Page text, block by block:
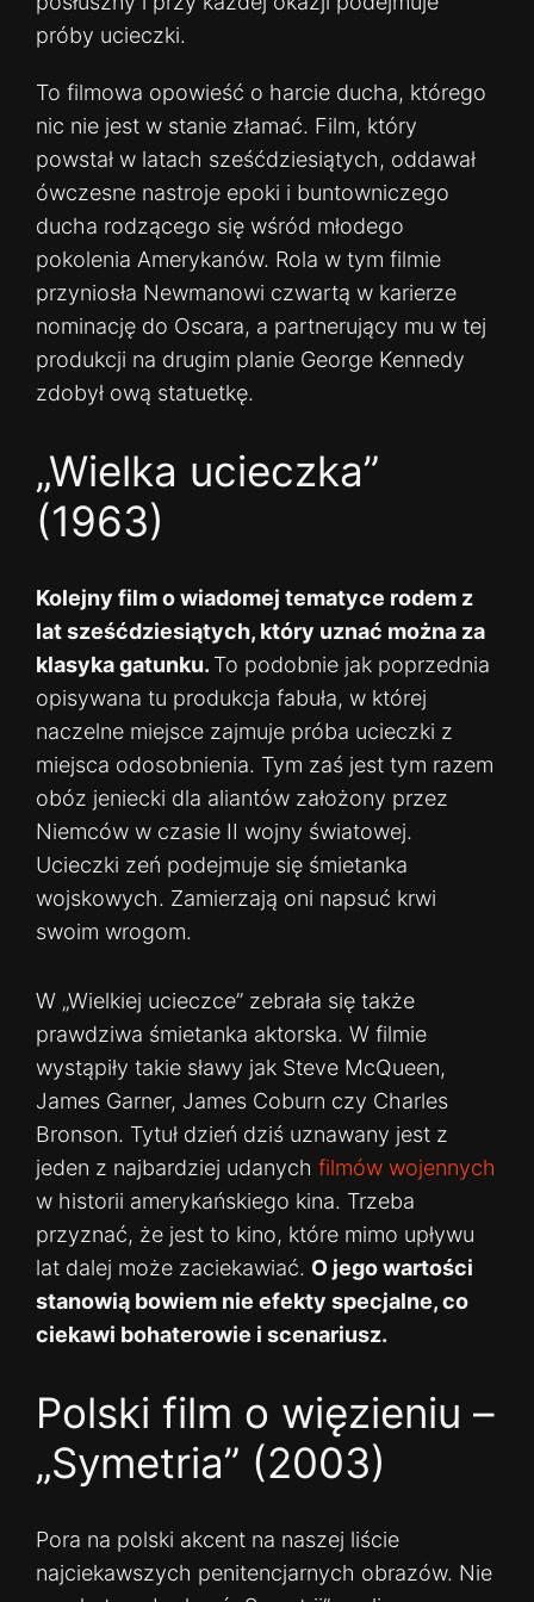
próby ucieczki.
To filmowa opowieść o harcie ducha, którego
nic nie jest w stanie złamać. Film, który
powstał w latach sześćdziesiątych, oddawał
ówczesne nastroje epoki i buntowniczego
ducha rodzącego się wśród młodego
pokolenia Amerykanów. Rola w tym filmie
przyniosła Newmanowi czwartą w karierze
nominację do Oscara, a partnerujący mu w tej
produkcji na drugim planie George Kennedy
zdobył ową statuetkę.
„Wielka ucieczka”
(1963)
Kolejny film o wiadomej tematyce rodem z
lat sześćdziesiątych, który uznać można za
klasyka gatunku. To podobnie jak poprzednia
opisywana tu produkcja fabuła, w której
naczelne miejsce zajmuje próba ucieczki z
miejsca odosobnienia. Tym zaś jest tym razem
obóz jeniecki dla aliantów założony przez
Niemców w czasie II wojny światowej.
Ucieczki zeń podejmuje się śmietanka
wojskowych. Zamierzają oni napsuć krwi
swoim wrogom.
W „Wielkiej ucieczce” zebrała się także
prawdziwa śmietanka aktorska. W filmie
wystąpiły takie sławy jak Steve McQueen,
James Garner, James Coburn czy Charles
Bronson. Tytuł dzień dziś uznawany jest z
jeden z najbardziej udanych filmów wojennych
w historii amerykańskiego kina. Trzeba
przyznać, że jest to kino, które mimo upływu
lat dalej może zaciekawiać. O jego wartości
stanowią bowiem nie efekty specjalne, co
ciekawi bohaterowie i scenariusz.
Polski film o więzieniu –
„Symetria” (2003)
Pora na polski akcent na naszej liście
najciekawszych penitencjarnych obrazów. Nie